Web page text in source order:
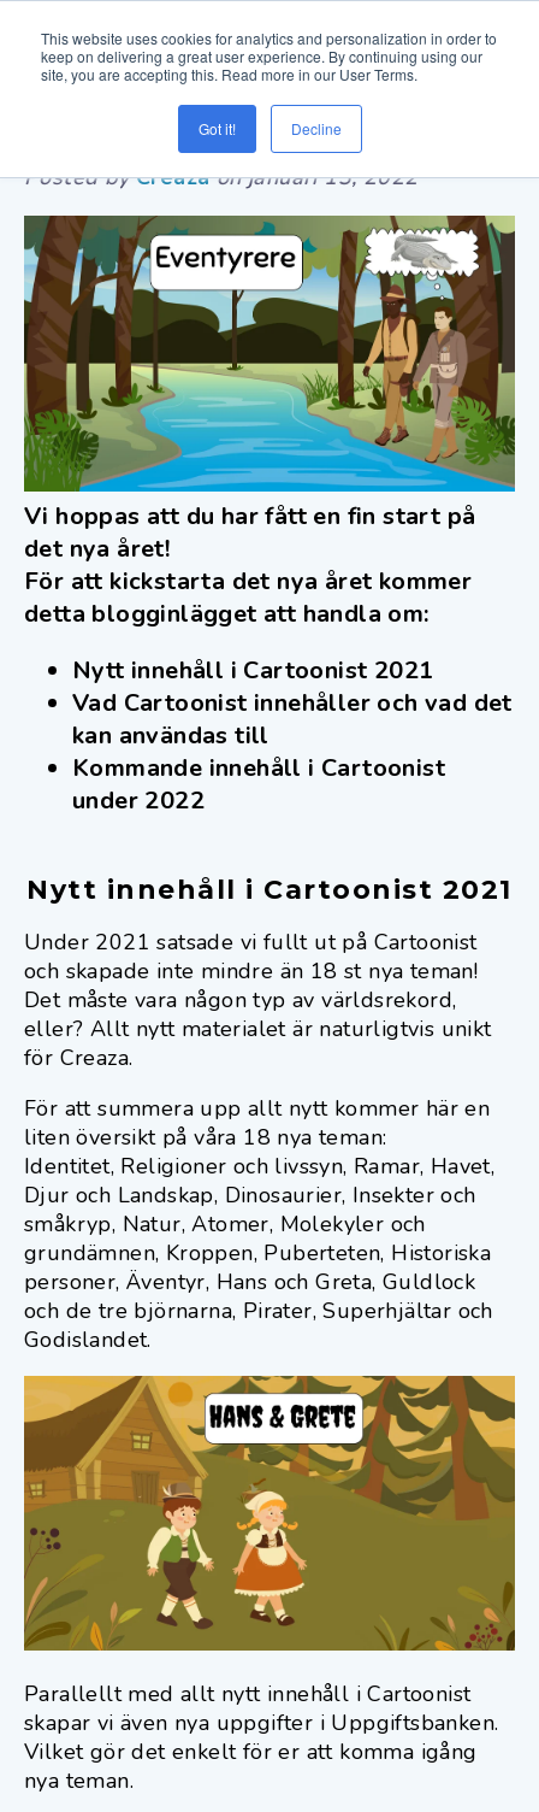
This website uses cookies for analytics and personalization in order to
keep on delivering a great user experience. By continuing using our
site, you are accepting this. Read more in our User Terms.
Got it! Decline
Creaza World Record
Posted byCreazaonjanuari 13, 2022
Vi hoppas att du har fått en fin start på
det nya året!
För att kickstarta det nya året kommer
detta blogginlägget att handla om:
Nytt innehåll i Cartoonist 2021
Vad Cartoonist innehåller och vad det
kan användas till
Kommande innehåll i Cartoonist
under 2022
Nytt innehåll i Cartoonist 2021
Under 2021 satsade vi fullt ut på Cartoonist
och skapade inte mindre än 18 st nya teman!
Det måste vara någon typ av världsrekord,
eller? Allt nytt materialet är naturligtvis unikt
för Creaza.
För att summera upp allt nytt kommer här en
liten översikt på våra 18 nya teman:
Identitet, Religioner och livssyn, Ramar, Havet,
Djur och Landskap, Dinosaurier, Insekter och
småkryp, Natur, Atomer, Molekyler och
grundämnen, Kroppen, Puberteten, Historiska
personer, Äventyr, Hans och Greta, Guldlock
och de tre björnarna, Pirater, Superhjältar och
Godislandet.
Parallellt med allt nytt innehåll i Cartoonist
skapar vi även nya uppgifter i Uppgiftsbanken.
Vilket gör det enkelt för er att komma igång
nya teman.